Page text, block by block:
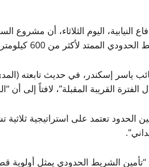
النيابية، اليوم الثلاثاء، أن
الممتد لأكثر من 600 كيلومتر.
ياسر إسكندر، في حديث تابعته
الفترة القريبة المقبلة”، لافتاً إلى
الحدود تعتمد على استراتيجية ثلاثية
الشريط الحدودي يمثل